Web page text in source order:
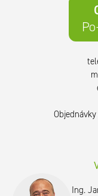
Ing.